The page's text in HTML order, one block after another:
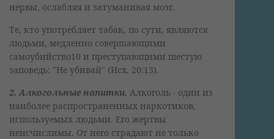
нервы, ослабляя и затуманивая мозг.
Те, кто употребляет табак, по сути, являются
людьми, медленно совершающими
самоубийство10 и преступающими шестую
заповедь: "Не убивай" (Исх. 20:13).
2. Алкогольные напитки. Алкоголь - один из
наиболее распространенных наркотиков,
используемых людьми. Его жертвы
неисчислимы. От него страдают не только